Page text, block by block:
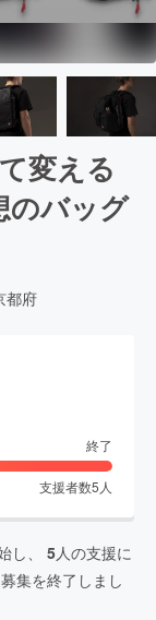
変える
のバッグ
都府
終了
支援者数5 人
し、 5人の支援に
集を終了しまし